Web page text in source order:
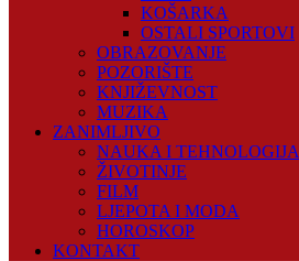
KOŠARKA
OSTALI SPORTOVI
OBRAZOVANJE
POZORIŠTE
KNJIŽEVNOST
MUZIKA
ZANIMLJIVO
NAUKA I TEHNOLOGIJA
ŽIVOTINJE
FILM
LJEPOTA I MODA
HOROSKOP
KONTAKT